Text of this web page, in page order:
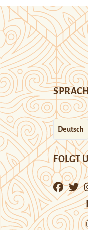
Deutsch
FOLGT